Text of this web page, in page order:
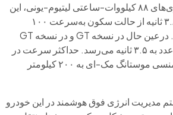
همچنین به‌لطف پک باتری‌های ۸۸ کیلووات-ساعتی لیتیوم-یونی، این
خودرو می‌تواند ظرف ۳.۸ ثانیه از حالت سکون به‌سرعت ۱۰۰
کیلومتر برساعت برسد. درعین حال در نسخه GT و در نسخه GT
پرفورمنس-ادیشن این عدد به ۳.۵ ثانیه می‌رسد. حداکثر سرعت در
هر دو مدل های-پرفورمنسی موستانگ مک-ای به ۲۰۰ کیلومتر
مدیریت انرژی فوق هوشمند در این خودرو